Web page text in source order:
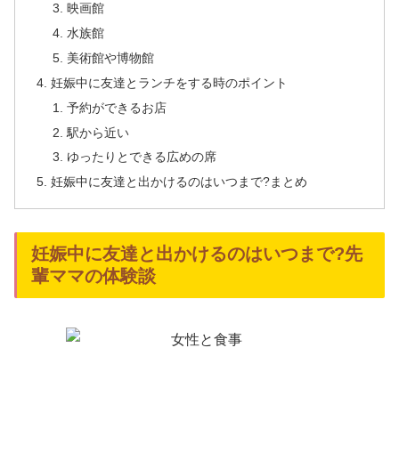
映画館
水族館
美術館や博物館
妊娠中に友達とランチをする時のポイント
予約ができるお店
駅から近い
ゆったりとできる広めの席
妊娠中に友達と出かけるのはいつまで?まとめ
妊娠中に友達と出かけるのはいつまで?先
輩ママの体験談